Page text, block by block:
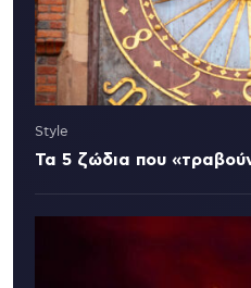
Style
Τα 5 ζώδια που